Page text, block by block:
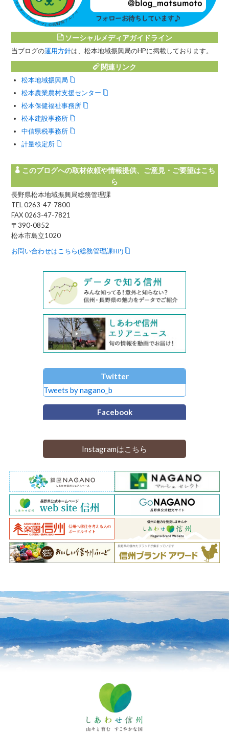
ソーシャルメディアガイドライン
当ブログの運用方針は、松本地域振興局のHPに掲載しております。
関連リンク
松本地域振興局
松本農業農村支援センター
松本保健福祉事務所
松本建設事務所
中信県税事務所
計量検定所
このブログへの取材依頼や情報提供、ご意見・ご要望はこち
ら
長野県松本地域振興局総務管理課
TEL 0263-47-7800
FAX 0263-47-7821
〒390-0852
松本市島立1020
お問い合わせはこちら(総務管理課HP)
Twitter
Tweets by nagano_b
Facebook
Instagramはこちら